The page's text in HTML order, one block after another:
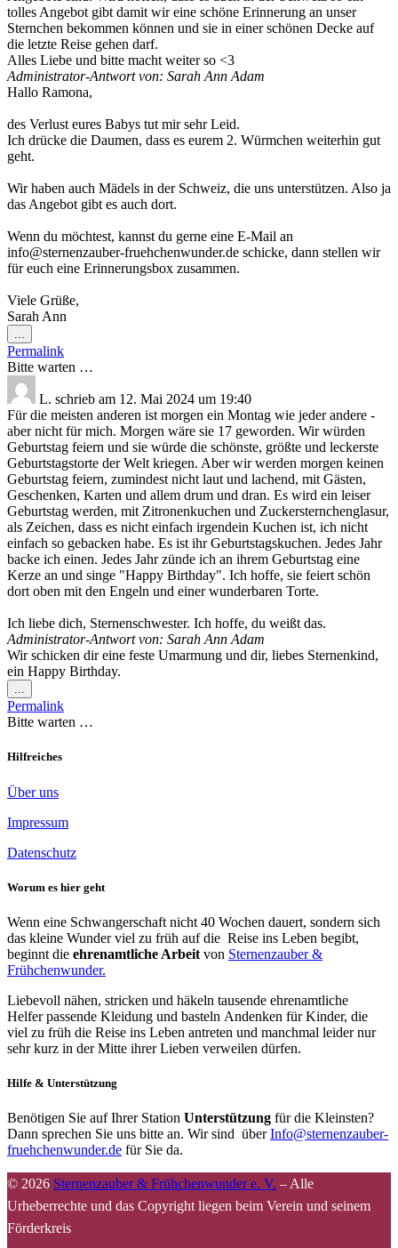
tolles Angebot gibt damit wir eine schöne Erinnerung an unser
Sternchen bekommen können und sie in einer schönen Decke auf
die letzte Reise gehen darf.
Alles Liebe und bitte macht weiter so <3
Administrator-Antwort von: Sarah Ann Adam
Hallo Ramona,
des Verlust eures Babys tut mir sehr Leid.
Ich drücke die Daumen, dass es eurem 2. Würmchen weiterhin gut
geht.
Wir haben auch Mädels in der Schweiz, die uns unterstützen. Also ja
das Angebot gibt es auch dort.
Wenn du möchtest, kannst du gerne eine E-Mail an
info@sternenzauber-fruehchenwunder.de schicke, dann stellen wir
für euch eine Erinnerungsbox zusammen.
Viele Grüße,
Sarah Ann
...
Metabox
ein-/ausblenden.
Permalink
Bitte warten …
L. schrieb am 12. Mai 2024 um 19:40
Für die meisten anderen ist morgen ein Montag wie jeder andere -
aber nicht für mich. Morgen wäre sie 17 geworden. Wir würden
Geburtstag feiern und sie würde die schönste, größte und leckerste
Geburtstagstorte der Welt kriegen. Aber wir werden morgen keinen
Geburtstag feiern, zumindest nicht laut und lachend, mit Gästen,
Geschenken, Karten und allem drum und dran. Es wird ein leiser
Geburtstag werden, mit Zitronenkuchen und Zuckersternchenglasur,
als Zeichen, dass es nicht einfach irgendein Kuchen ist, ich nicht
einfach so gebacken habe. Es ist ihr Geburtstagskuchen. Jedes Jahr
backe ich einen. Jedes Jahr zünde ich an ihrem Geburtstag eine
Kerze an und singe "Happy Birthday". Ich hoffe, sie feiert schön
dort oben mit den Engeln und einer wunderbaren Torte.
Ich liebe dich, Sternenschwester. Ich hoffe, du weißt das.
Administrator-Antwort von: Sarah Ann Adam
Wir schicken dir eine feste Umarmung und dir, liebes Sternenkind,
ein Happy Birthday.
...
Metabox
ein-/ausblenden.
Permalink
Bitte warten …
Hilfreiches
Über uns
Impressum
Datenschutz
Worum es hier geht
Wenn eine Schwangerschaft nicht 40 Wochen dauert, sondern sich
das kleine Wunder viel zu früh auf die Reise ins Leben begibt,
beginnt die ehrenamtliche Arbeit von Sternenzauber &
Frühchenwunder.
Liebevoll nähen, stricken und häkeln tausende ehrenamtliche
Helfer passende Kleidung und basteln Andenken für Kinder, die
viel zu früh die Reise ins Leben antreten und manchmal leider nur
sehr kurz in der Mitte ihrer Lieben verweilen dürfen.
Hilfe & Unterstützung
Benötigen Sie auf Ihrer Station Unterstützung für die Kleinsten?
Dann sprechen Sie uns bitte an. Wir sind überInfo@sternenzauber-
fruehchenwunder.de für Sie da.
© 2026 Sternenzauber & Frühchenwunder e. V. – Alle
Urheberrechte und das Copyright liegen beim Verein und seinem
Förderkreis